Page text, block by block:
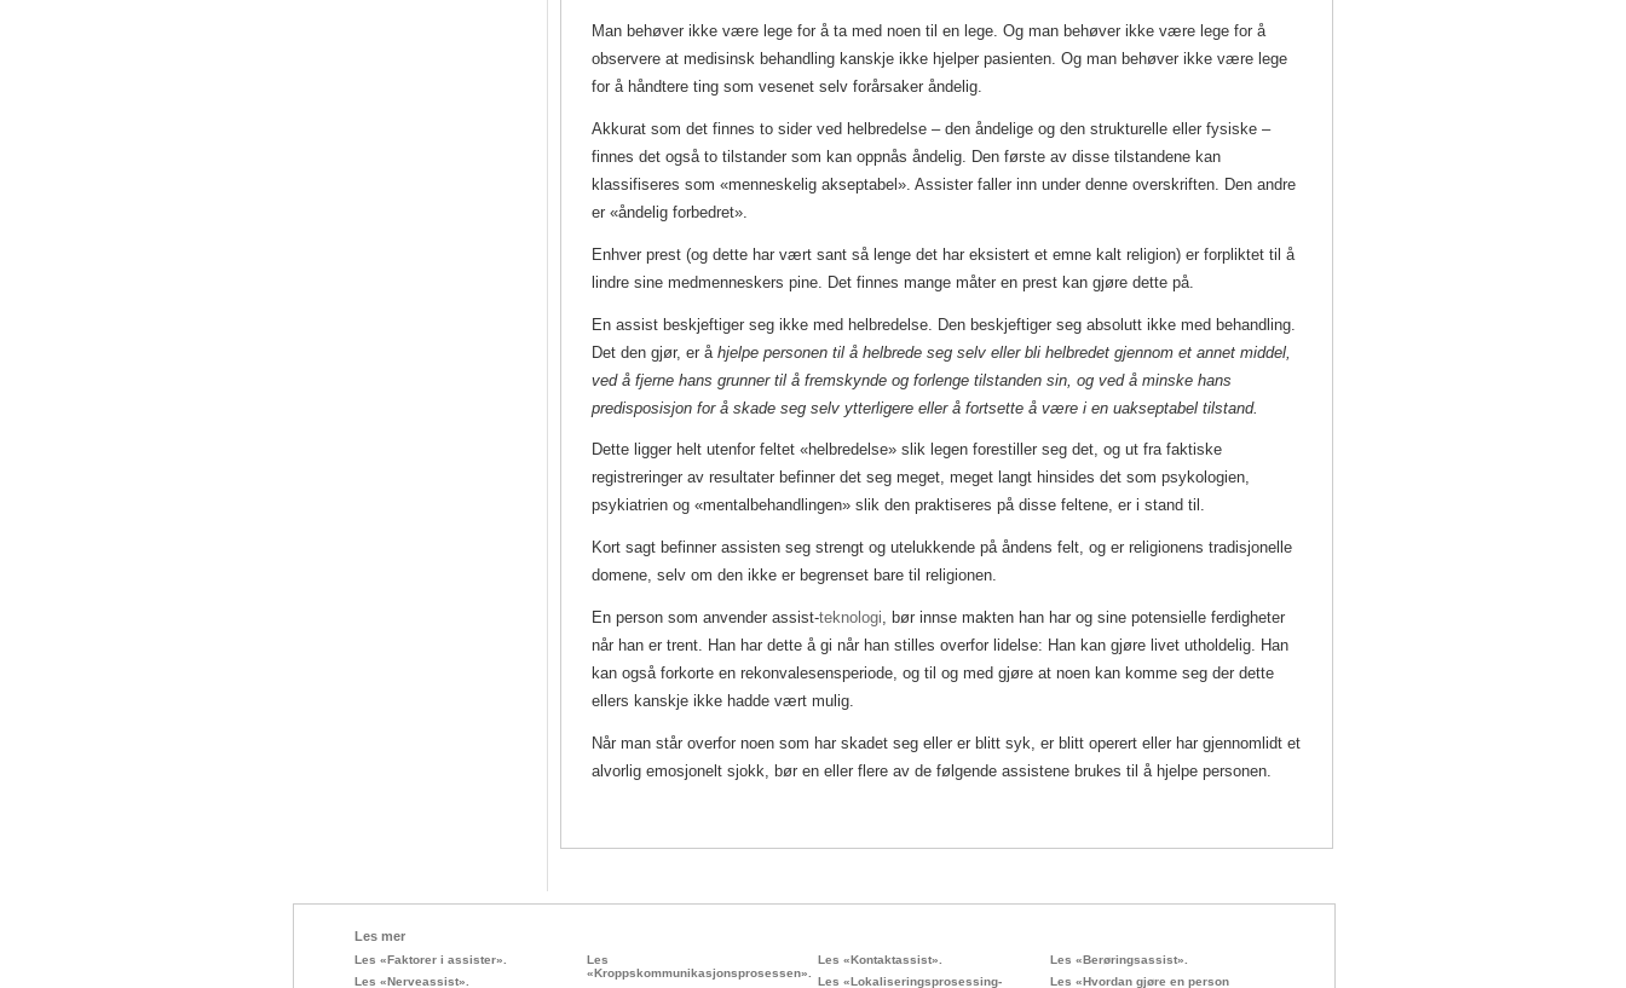
Man behøver ikke være lege for å ta med noen til en lege. Og man behøver ikke være lege for å
observere at medisinsk behandling kanskje ikke hjelper pasienten. Og man behøver ikke være lege
for å håndtere ting som vesenet selv forårsaker åndelig.
Akkurat som det finnes to sider ved helbredelse – den åndelige og den strukturelle eller fysiske –
finnes det også to tilstander som kan oppnås åndelig. Den første av disse tilstandene kan
klassifiseres som «menneskelig akseptabel». Assister faller inn under denne overskriften. Den andre
er «åndelig forbedret»
Enhver prest (og dette har vært sant så lenge det har eksistert et emne kalt religion) er forpliktet til å
lindre sine medmenneskers pine. Det finnes mange måter en prest kan gjøre dette på.
En assist beskjeftiger seg ikke med helbredelse. Den beskjeftiger seg absolutt ikke med behandling.
Det den gjør, er å hjelpe personen til å helbrede seg selv eller bli helbredet gjennom et annet middel,
ved å fjerne hans grunner til å fremskynde og forlenge tilstanden sin, og ved å minske hans
predisposisjon for å skade seg selv ytterligere eller å fortsette å være i en uakseptabel tilstand.
Dette ligger helt utenfor feltet «helbredelse» slik legen forestiller seg det, og ut fra faktiske
registreringer av resultater befinner det seg meget, meget langt hinsides det som psykologien,
psykiatrien og «mentalbehandlingen» slik den praktiseres på disse feltene, er i stand til.
Kort sagt befinner assisten seg strengt og utelukkende på åndens felt, og er religionens tradisjonelle
domene, selv om den ikke er begrenset bare til religionen.
En person som anvender assist-teknologi, bør innse makten han har og sine potensielle ferdigheter
når han er trent. Han har dette å gi når han stilles overfor lidelse: Han kan gjøre livet utholdelig. Han
kan også forkorte en rekonvalesensperiode, og til og med gjøre at noen kan komme seg der dette
ellers kanskje ikke hadde vært mulig.
Når man står overfor noen som har skadet seg eller er blitt syk, er blitt operert eller har gjennomlidt et
alvorlig emosjonelt sjokk, bør en eller flere av de følgende assistene brukes til å hjelpe personen.
Les mer
Les «Faktorer i assister».
Les «Nerveassist».
Les
«Kroppskommunikasjonsprosessen».
Les «Kontaktassist».
Les «Lokaliseringsprosessing-
Les «Berøringsassist».
Les «Hvordan gjøre en person